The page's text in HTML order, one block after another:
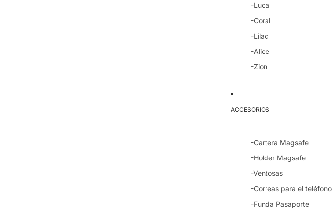
-Luca
-Coral
-Lilac
-Alice
-Zion
ACCESORIOS
-Cartera Magsafe
-Holder Magsafe
-Ventosas
-Correas para el teléfono
-Funda Pasaporte